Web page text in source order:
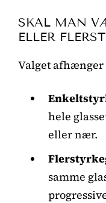
SKAL MAN
ELLER
Valget afhænger
hele
eller nær.
samme